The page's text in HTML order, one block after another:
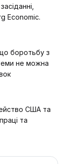
Economic.
боротьбу з
не можна
США та
та